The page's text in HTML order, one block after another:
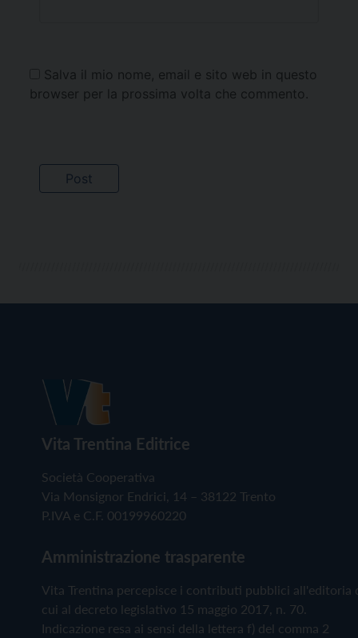
Salva il mio nome, email e sito web in questo
browser per la prossima volta che commento.
Vita Trentina Editrice
Società Cooperativa
Via Monsignor Endrici, 14 – 38122 Trento
P.IVA e C.F. 00199960220
Amministrazione trasparente
Vita Trentina percepisce i contributi pubblici all'editoria
cui al decreto legislativo 15 maggio 2017, n. 70.
Indicazione resa ai sensi della lettera f) del comma 2